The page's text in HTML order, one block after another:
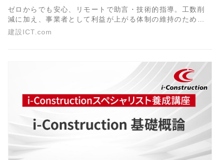
ゼロからでも安心、リモートで助言・技術的指導。工数削
減に加え、事業者として利益が上がる体制の維持のため
に、専任のDX・i-Constructionスペシャリストがフルリモ
建設ICT.com